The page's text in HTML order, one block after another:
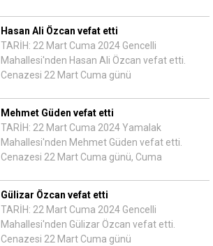
Hasan Ali Özcan vefat etti
TARİH: 22 Mart Cuma 2024 Gencelli
Mahallesi'nden Hasan Ali Özcan vefat etti.
Cenazesi 22 Mart Cuma günü
Mehmet Güden vefat etti
TARİH: 22 Mart Cuma 2024 Yamalak
Mahallesi'nden Mehmet Güden vefat etti.
Cenazesi 22 Mart Cuma günü, Cuma
Gülizar Özcan vefat etti
TARİH: 22 Mart Cuma 2024 Gencelli
Mahallesi'nden Gülizar Özcan vefat etti.
Cenazesi 22 Mart Cuma günü